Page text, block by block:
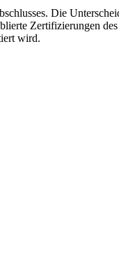
Die
Zertifizierungen
wird.